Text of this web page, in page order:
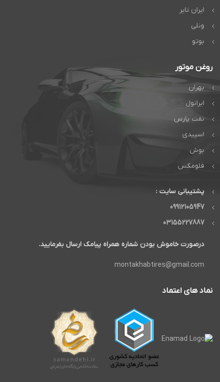
ایران تایر
ونلی
بوتو
روغن موتور
بهران
ایرانول
نفت پارس
اسپیدی
بوش
فلومکس
پشتیبانی سایت :
09912105947
03155227887
درصورت خاموش بودن شماره همراه پیامک ارسال بفرمایید.
montakhabtires@gmail.com
نماد های اعتماد